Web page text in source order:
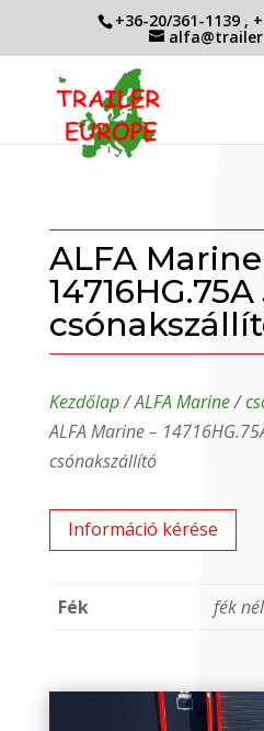
+36-20/361-1139 ,
ALFA
Kezdőlap/ALFA Marine/
ALFA Marine –
csónakszállító
Információ kérése
Fék fék